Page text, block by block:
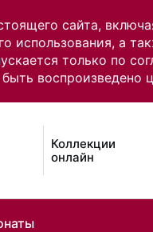
сайта,
использования, а
только по
воспроизведено
Коллекции
онлайн